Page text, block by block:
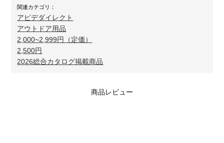
関連カテゴリ：
アピデダイレクト
アウトドア用品
2,000~2,999円（定価）
2,500円
2026総合カタログ掲載商品
商品レビュー